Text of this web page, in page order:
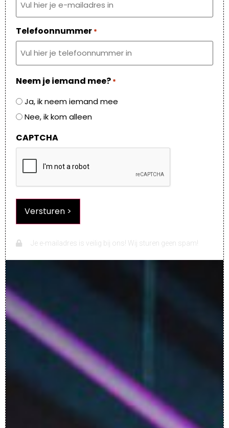
Telefoonnummer *
Neem je iemand mee? *
Ja, ik neem iemand mee
Nee, ik kom alleen
CAPTCHA
Je e-mailadres is veilig bij ons! Wij sturen geen spam!